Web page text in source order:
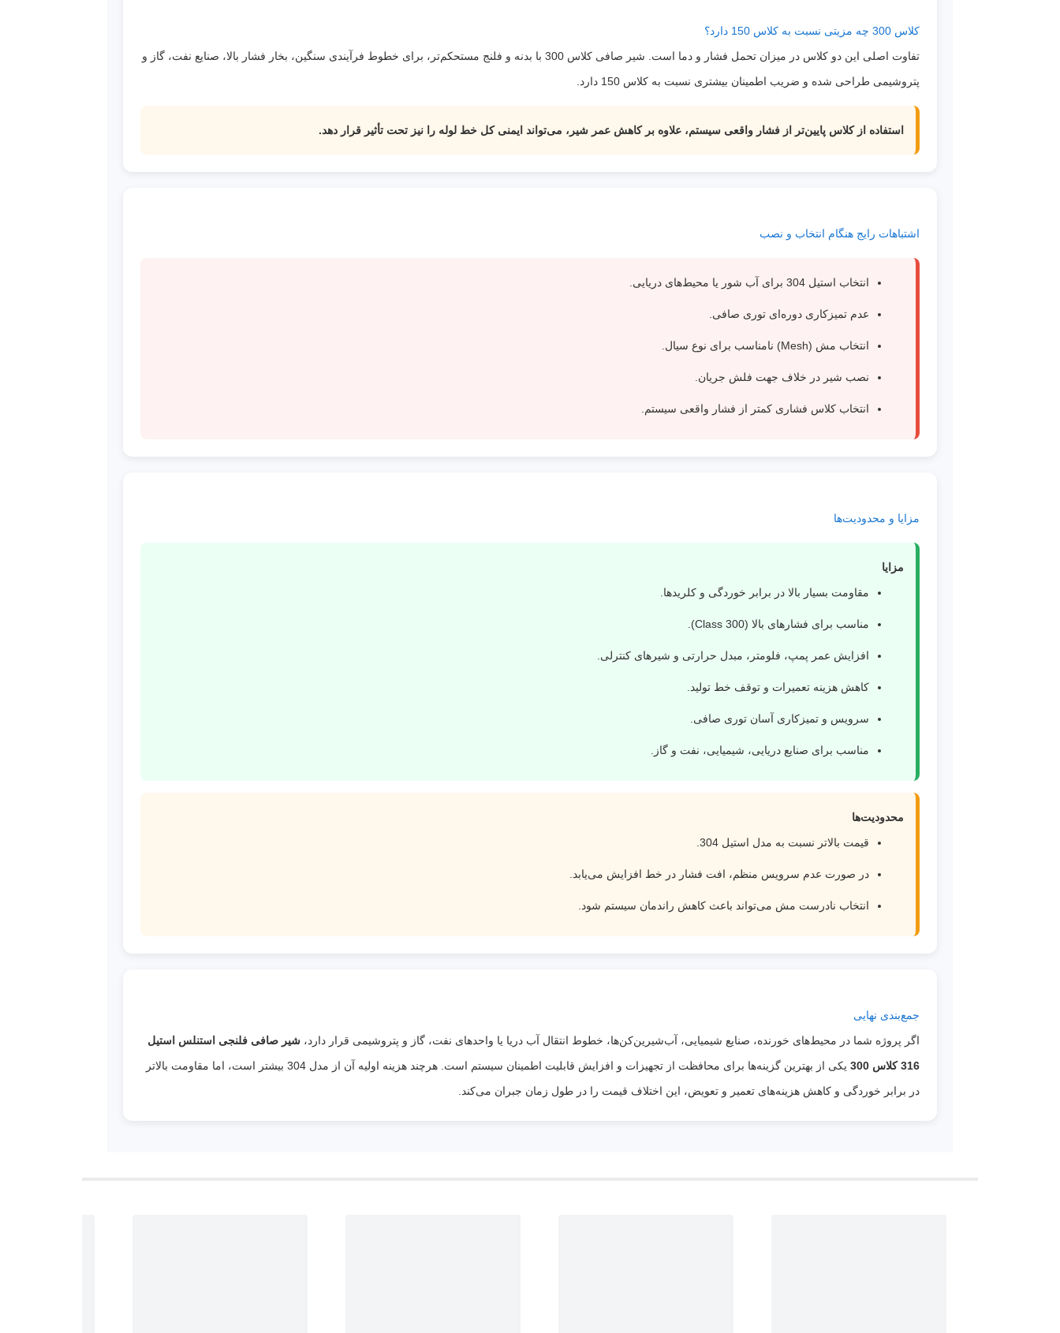
کلاس 300 چه مزیتی نسبت به کلاس 150 دارد؟
تفاوت اصلی این دو کلاس در میزان تحمل فشار و دما است. شیر صافی کلاس 300 با بدنه و فلنج مستحکم‌تر، برای خطوط فرآیندی سنگین، بخار فشار بالا، صنایع نفت، گاز و
پتروشیمی طراحی شده و ضریب اطمینان بیشتری نسبت به کلاس 150 دارد.
استفاده از کلاس پایین‌تر از فشار واقعی سیستم، علاوه بر کاهش عمر شیر، می‌تواند ایمنی کل خط لوله را نیز تحت تأثیر قرار دهد.
اشتباهات رایج هنگام انتخاب و نصب
انتخاب استیل 304 برای آب شور یا محیط‌های دریایی.
عدم تمیزکاری دوره‌ای توری صافی.
انتخاب مش (Mesh) نامناسب برای نوع سیال.
نصب شیر در خلاف جهت فلش جریان.
انتخاب کلاس فشاری کمتر از فشار واقعی سیستم.
مزایا و محدودیت‌ها
مزایا
مقاومت بسیار بالا در برابر خوردگی و کلریدها.
مناسب برای فشارهای بالا (Class 300).
افزایش عمر پمپ، فلومتر، مبدل حرارتی و شیرهای کنترلی.
کاهش هزینه تعمیرات و توقف خط تولید.
سرویس و تمیزکاری آسان توری صافی.
مناسب برای صنایع دریایی، شیمیایی، نفت و گاز.
محدودیت‌ها
قیمت بالاتر نسبت به مدل استیل 304.
در صورت عدم سرویس منظم، افت فشار در خط افزایش می‌یابد.
انتخاب نادرست مش می‌تواند باعث کاهش راندمان سیستم شود.
جمع‌بندی نهایی
اگر پروژه شما در محیط‌های خورنده، صنایع شیمیایی، آب‌شیرین‌کن‌ها، خطوط انتقال آب دریا یا واحدهای نفت، گاز و پتروشیمی قرار دارد، شیر صافی فلنجی استنلس استیل
316 کلاس 300
یکی از بهترین گزینه‌ها برای محافظت از تجهیزات و افزایش قابلیت اطمینان سیستم است. هرچند هزینه اولیه آن از مدل 304 بیشتر است، اما مقاومت بالاتر
در برابر خوردگی و کاهش هزینه‌های تعمیر و تعویض، این اختلاف قیمت را در طول زمان جبران می‌کند.